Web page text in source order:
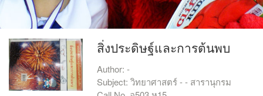
สิ่งประดิษฐ์และการต้นพบ
Author: -
Subject: วิทยาศาสตร์ - - สารานุกรม